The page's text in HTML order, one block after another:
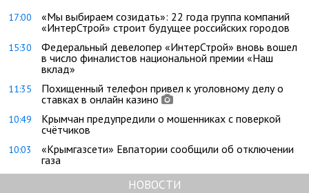
17:00
«Мы выбираем созидать»: 22 года группа компаний
«ИнтерСтрой» строит будущее российских городов
15:30
Федеральный девелопер «ИнтерСтрой» вновь вошел
в число финалистов национальной премии «Наш
вклад»
11:35
Похищенный телефон привел к уголовному делу о
ставках в онлайн казино
10:49
Крымчан предупредили о мошенниках с поверкой
счётчиков
10:03
«Крымгазсети» Евпатории сообщили об отключении
газа
НОВОСТИ